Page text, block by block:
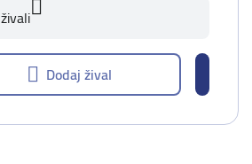
Dodaj žival